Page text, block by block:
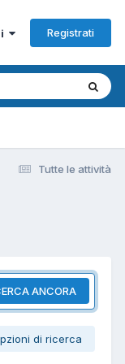
Registrati
Tutte le attività
ANCORA
di ricerca